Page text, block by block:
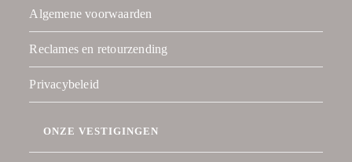
Algemene voorwaarden
Reclames en retourzending
Privacybeleid
ONZE VESTIGINGEN